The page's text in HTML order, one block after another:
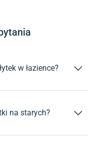
w łazience?
musi być czysta,
na starych?
nie ruszają się i